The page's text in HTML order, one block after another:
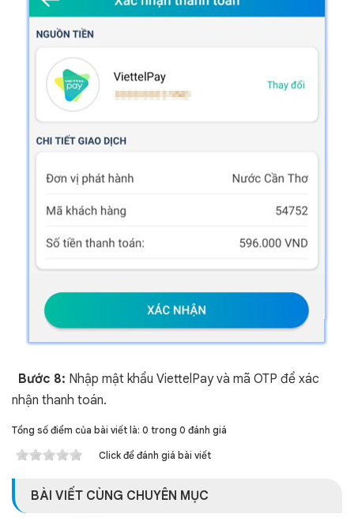
Bước 8: Nhập mật khẩu ViettelPay và mã OTP để xác
nhận thanh toán.
Tổng số điểm của bài viết là: 0 trong 0 đánh giá
Click để đánh giá bài viết
BÀI VIẾT CÙNG CHUYÊN MỤC